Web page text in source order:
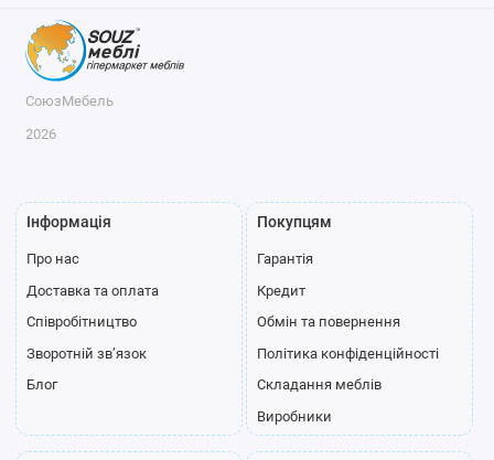
СоюзМебель
2026
Інформація
Про нас
Доставка та оплата
Співробітництво
Зворотній зв’язок
Блог
Покупцям
Гарантія
Кредит
Обмін та повернення
Політика конфіденційності
Складання меблів
Виробники